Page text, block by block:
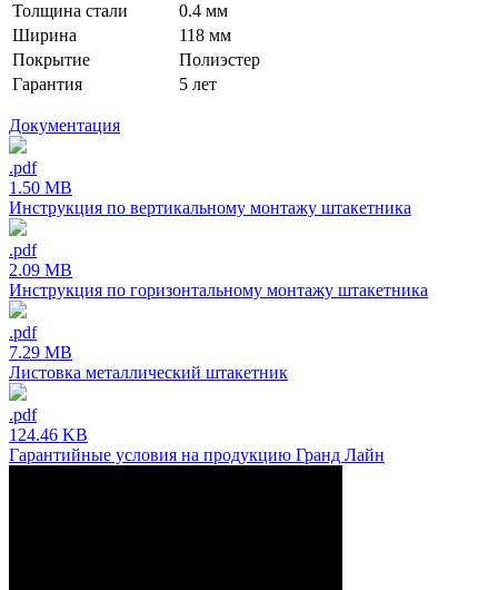
Толщина стали
0.4 мм
Ширина
118 мм
Покрытие
Полиэстер
Гарантия
5 лет
Документация
.pdf
1.50 MB
Инструкция по вертикальному монтажу штакетника
.pdf
2.09 MB
Инструкция по горизонтальному монтажу штакетника
.pdf
7.29 MB
Листовка металлический штакетник
.pdf
124.46 KB
Гарантийные условия на продукцию Гранд Лайн